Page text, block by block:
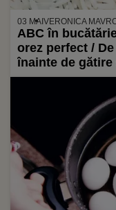
03 MAIVERONICA
ABC în
orez perfect /
înainte de